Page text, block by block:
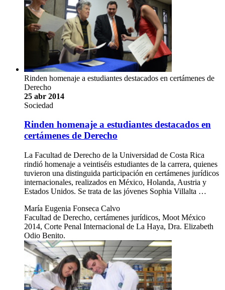
Rinden homenaje a estudiantes destacados en certámenes de
Derecho
25 abr 2014
Sociedad
Rinden homenaje a estudiantes destacados en
certámenes de Derecho
La Facultad de Derecho de la Universidad de Costa Rica
rindió homenaje a veintiséis estudiantes de la carrera, quienes
tuvieron una distinguida participación en certámenes jurídicos
internacionales, realizados en México, Holanda, Austria y
Estados Unidos. Se trata de las jóvenes Sophia Villalta …
María Eugenia Fonseca Calvo
Facultad de Derecho, certámenes jurídicos, Moot México
2014, Corte Penal Internacional de La Haya, Dra. Elizabeth
Odio Benito.